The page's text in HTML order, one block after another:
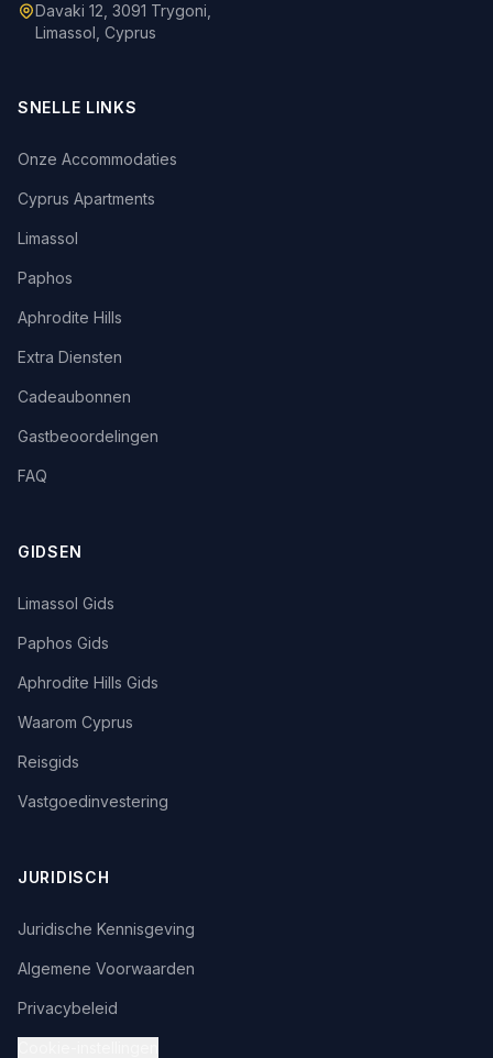
Davaki 12, 3091 Trygoni,
Limassol, Cyprus
SNELLE LINKS
Onze Accommodaties
Cyprus Apartments
Limassol
Paphos
Aphrodite Hills
Extra Diensten
Cadeaubonnen
Gastbeoordelingen
FAQ
GIDSEN
Limassol Gids
Paphos Gids
Aphrodite Hills Gids
Waarom Cyprus
Reisgids
Vastgoedinvestering
JURIDISCH
Juridische Kennisgeving
Algemene Voorwaarden
Privacybeleid